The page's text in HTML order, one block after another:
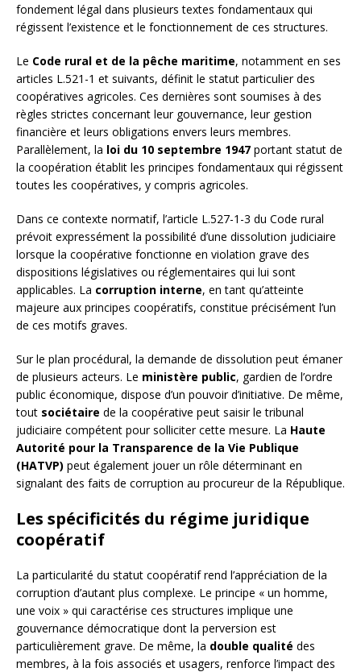
fondement légal dans plusieurs textes fondamentaux qui
régissent l’existence et le fonctionnement de ces structures.
Le Code rural et de la pêche maritime, notamment en ses
articles L.521-1 et suivants, définit le statut particulier des
coopératives agricoles. Ces dernières sont soumises à des
règles strictes concernant leur gouvernance, leur gestion
financière et leurs obligations envers leurs membres.
Parallèlement, la loi du 10 septembre 1947 portant statut de
la coopération établit les principes fondamentaux qui régissent
toutes les coopératives, y compris agricoles.
Dans ce contexte normatif, l’article L.527-1-3 du Code rural
prévoit expressément la possibilité d’une dissolution judiciaire
lorsque la coopérative fonctionne en violation grave des
dispositions législatives ou réglementaires qui lui sont
applicables. La corruption interne, en tant qu’atteinte
majeure aux principes coopératifs, constitue précisément l’un
de ces motifs graves.
Sur le plan procédural, la demande de dissolution peut émaner
de plusieurs acteurs. Le ministère public, gardien de l’ordre
public économique, dispose d’un pouvoir d’initiative. De même,
tout sociétaire de la coopérative peut saisir le tribunal
judiciaire compétent pour solliciter cette mesure. La Haute
Autorité pour la Transparence de la Vie Publique
(HATVP) peut également jouer un rôle déterminant en
signalant des faits de corruption au procureur de la République.
Les spécificités du régime juridique
coopératif
La particularité du statut coopératif rend l’appréciation de la
corruption d’autant plus complexe. Le principe « un homme,
une voix » qui caractérise ces structures implique une
gouvernance démocratique dont la perversion est
particulièrement grave. De même, la double qualité des
membres, à la fois associés et usagers, renforce l’impact des